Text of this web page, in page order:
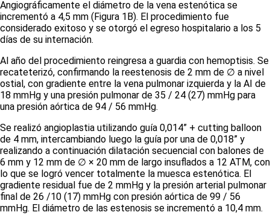
Angiográficamente el diámetro de la vena estenótica se
incrementó a 4,5 mm (Figura 1B). El procedimiento fue
considerado exitoso y se otorgó el egreso hospitalario a los 5
días de su internación.
Al año del procedimiento reingresa a guardia con hemoptisis. Se
recateterizó, confirmando la reestenosis de 2 mm de ∅ a nivel
ostial, con gradiente entre la vena pulmonar izquierda y la AI de
18 mmHg y una presión pulmonar de 35 / 24 (27) mmHg para
una presión aórtica de 94 / 56 mmHg.
Se realizó angioplastia utilizando guía 0,014” + cutting balloon
de 4 mm, intercambiando luego la guía por una de 0,018” y
realizando a continuación dilatación secuencial con balones de
6 mm y 12 mm de ∅ × 20 mm de largo insuflados a 12 ATM, con
lo que se logró vencer totalmente la muesca estenótica. El
gradiente residual fue de 2 mmHg y la presión arterial pulmonar
final de 26 /10 (17) mmHg con presión aórtica de 99 / 56
mmHg. El diámetro de las estenosis se incrementó a 10,4 mm.